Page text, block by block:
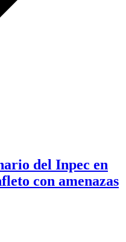
del Inpec en
con amenazas